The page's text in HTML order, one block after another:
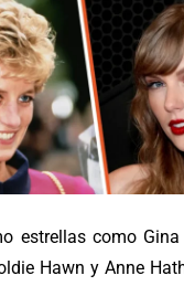
estrellas como
Hawn y Anne